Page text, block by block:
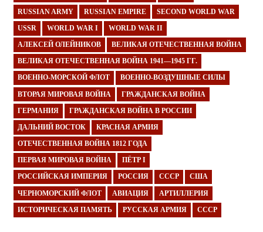
RUSSIAN ARMY RUSSIAN EMPIRE SECOND WORLD WAR
USSR WORLD WAR I WORLD WAR II
АЛЕКСЕЙ ОЛЕЙНИКОВ ВЕЛИКАЯ ОТЕЧЕСТВЕННАЯ ВОЙНА
ВЕЛИКАЯ ОТЕЧЕСТВЕННАЯ ВОЙНА 1941—1945 ГГ.
ВОЕННО-МОРСКОЙ ФЛОТ ВОЕННО-ВОЗДУШНЫЕ СИЛЫ
ВТОРАЯ МИРОВАЯ ВОЙНА ГРАЖДАНСКАЯ ВОЙНА
ГЕРМАНИЯ ГРАЖДАНСКАЯ ВОЙНА В РОССИИ
ДАЛЬНИЙ ВОСТОК КРАСНАЯ АРМИЯ
ОТЕЧЕСТВЕННАЯ ВОЙНА 1812 ГОДА
ПЕРВАЯ МИРОВАЯ ВОЙНА ПЁТР I
РОССИЙСКАЯ ИМПЕРИЯ РОССИЯ СССР США
ЧЕРНОМОРСКИЙ ФЛОТ АВИАЦИЯ АРТИЛЛЕРИЯ
ИСТОРИЧЕСКАЯ ПАМЯТЬ РУССКАЯ АРМИЯ СССР